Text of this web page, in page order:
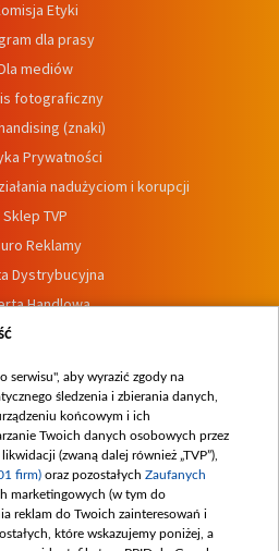
Etyki
dla prasy
mediów
fotograficzny
(znaki)
Prywatności
nadużyciom i korupcji
Sklep TVP
Reklamy
Dystrybucyjna
Handlowa
wewnętrznych
serwisu", aby wyrazić zgody na
śledzenia i zbierania danych,
końcowym i ich
Twoich danych osobowych przez
(zwaną dalej również „TVP”),
firm) oraz pozostałych Zaufanych
marketingowych (w tym do
reklam do Twoich zainteresowań i
które wskazujemy poniżej, a